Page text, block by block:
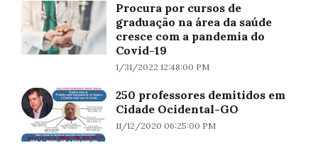
Procura por cursos de
graduação na área da saúde
cresce com a pandemia do
Covid-19
1/31/2022 12:48:00 PM
250 professores demitidos em
Cidade Ocidental-GO
11/12/2020 06:25:00 PM